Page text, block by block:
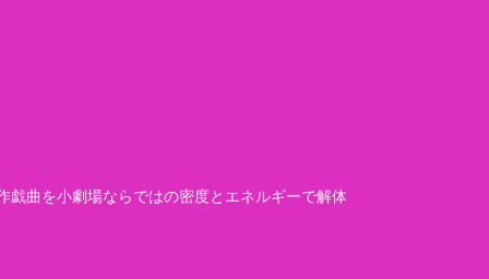
戯曲を小劇場ならではの密度とエネルギーで解体